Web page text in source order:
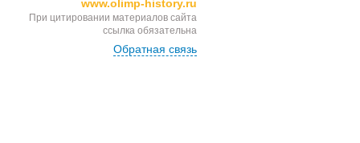
www.olimp-history.ru
При цитировании материалов сайта
ссылка обязательна
Обратная связь